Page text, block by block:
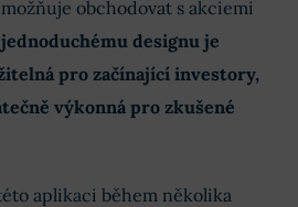
obchodovat s akciemi
designu je
pro začínající investory,
výkonná pro zkušené
aplikaci během několika